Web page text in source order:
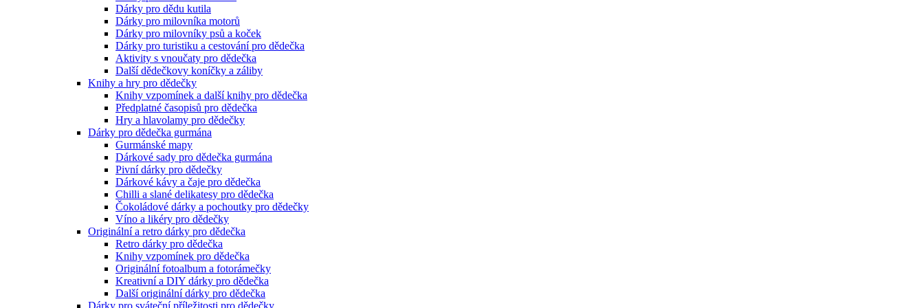
Dárky pro dědu kutila
Dárky pro milovníka motorů
Dárky pro milovníky psů a koček
Dárky pro turistiku a cestování pro dědečka
Aktivity s vnoučaty pro dědečka
Další dědečkovy koníčky a záliby
Knihy a hry pro dědečky
Knihy vzpomínek a další knihy pro dědečka
Předplatné časopisů pro dědečka
Hry a hlavolamy pro dědečky
Dárky pro dědečka gurmána
Gurmánské mapy
Dárkové sady pro dědečka gurmána
Pivní dárky pro dědečky
Dárkové kávy a čaje pro dědečka
Chilli a slané delikatesy pro dědečka
Čokoládové dárky a pochoutky pro dědečky
Víno a likéry pro dědečky
Originální a retro dárky pro dědečka
Retro dárky pro dědečka
Knihy vzpomínek pro dědečka
Originální fotoalbum a fotorámečky
Kreativní a DIY dárky pro dědečka
Další originální dárky pro dědečka
Dárky pro sváteční příležitosti pro dědečky